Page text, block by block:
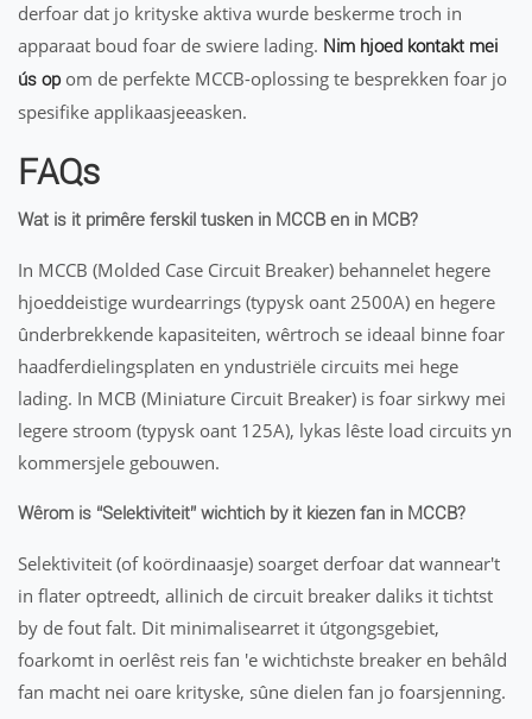
derfoar dat jo krityske aktiva wurde beskerme troch in
apparaat boud foar de swiere lading. Nim hjoed kontakt mei
ús opom de perfekte MCCB-oplossing te besprekken foar jo
spesifike applikaasjeeasken.
FAQs
Wat is it primêre ferskil tusken in MCCB en in MCB?
In MCCB (Molded Case Circuit Breaker) behannelet hegere
hjoeddeistige wurdearrings (typysk oant 2500A) en hegere
ûnderbrekkende kapasiteiten, wêrtroch se ideaal binne foar
haadferdielingsplaten en yndustriële circuits mei hege
lading. In MCB (Miniature Circuit Breaker) is foar sirkwy mei
legere stroom (typysk oant 125A), lykas lêste load circuits yn
kommersjele gebouwen.
Wêrom is “Selektiviteit” wichtich by it kiezen fan in MCCB?
Selektiviteit (of koördinaasje) soarget derfoar dat wannear't
in flater optreedt, allinich de circuit breaker daliks it tichtst
by de fout falt. Dit minimalisearret it útgongsgebiet,
foarkomt in oerlêst reis fan 'e wichtichste breaker en behâld
fan macht nei oare krityske, sûne dielen fan jo foarsjenning.